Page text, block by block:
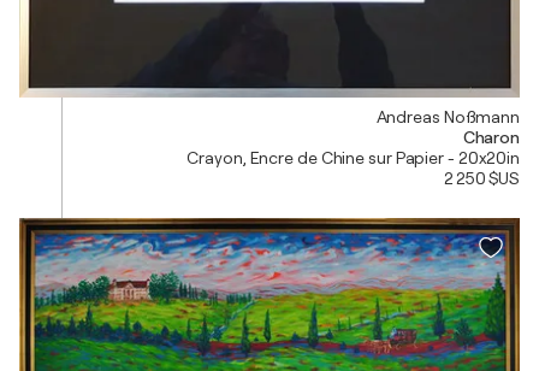
Andreas Noßmann
Charon
Crayon, Encre de Chine sur Papier - 20x20in
2 250 $US